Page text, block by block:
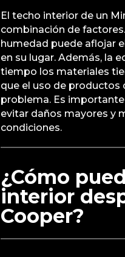
El techo interior de un
combinación de
humedad puede aflojar
en su lugar. Además, la
tiempo los materiales
que el uso de productos
problema. Es
evitar daños mayores y
condiciones.
¿Cómo
interior
Cooper?